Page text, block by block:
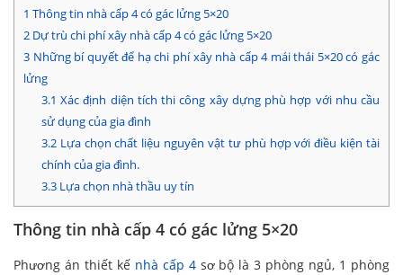
1 Thông tin nhà cấp 4 có gác lửng 5×20
2 Dự trù chi phí xây nhà cấp 4 có gác lửng 5×20
3 Những bí quyết để hạ chi phí xây nhà cấp 4 mái thái 5×20 có gác
lửng
3.1 Xác định diện tích thi công xây dựng phù hợp với nhu cầu
sử dụng của gia đình
3.2Lựa chọn chất liệu nguyên vật tư phù hợp với điều kiện tài
chính của gia đình.
3.3Lựa chọn nhà thầu uy tín
Thông tin nhà cấp 4 có gác lửng 5×20
Phương án thiết kế nhà cấp 4sơ bộ là 3 phòng ngủ, 1 phòng